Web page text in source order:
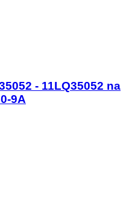
- 11LQ35052 na
9A